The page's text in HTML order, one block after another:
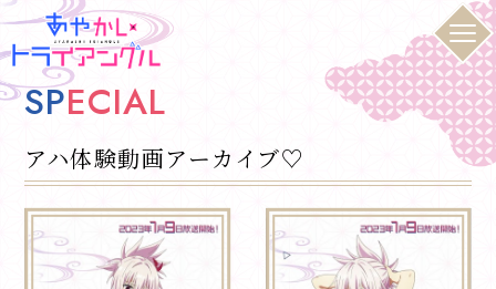
SPECIAL
アハ体験動画アーカイブ♡